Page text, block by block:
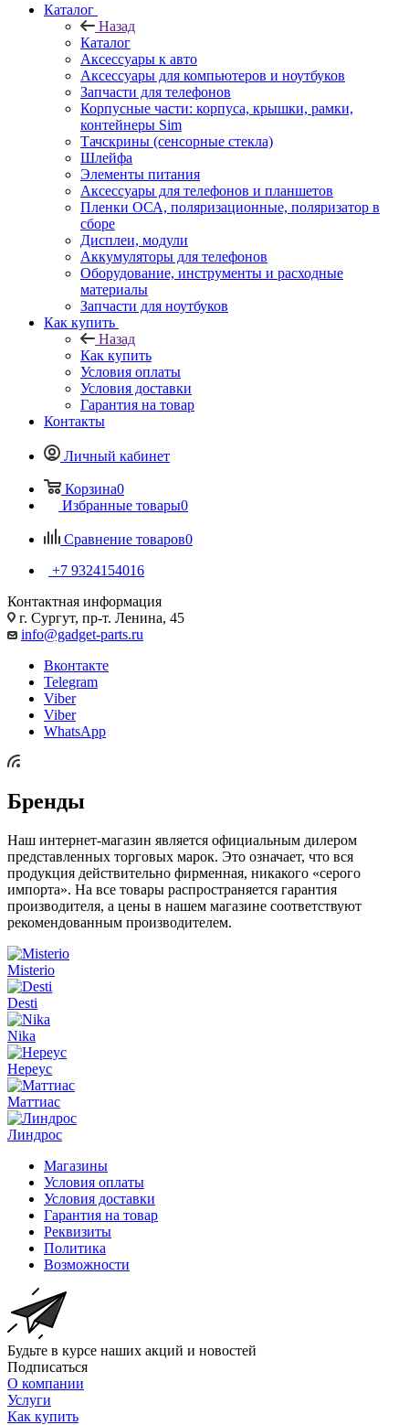
Каталог
Назад
Каталог
Аксессуары к авто
Аксессуары для компьютеров и ноутбуков
Запчасти для телефонов
Корпусные части: корпуса, крышки, рамки,
контейнеры Sim
Тачскрины (сенсорные стекла)
Шлейфа
Элементы питания
Аксессуары для телефонов и планшетов
Пленки ОСА, поляризационные, поляризатор в
сборе
Дисплеи, модули
Аккумуляторы для телефонов
Оборудование, инструменты и расходные
материалы
Запчасти для ноутбуков
Как купить
Назад
Как купить
Условия оплаты
Условия доставки
Гарантия на товар
Контакты
Личный кабинет
Корзина0
Избранные товары0
Сравнение товаров0
+7 9324154016
Контактная информация
г. Сургут, пр-т. Ленина, 45
info@gadget-parts.ru
Вконтакте
Telegram
Viber
Viber
WhatsApp
Бренды
Наш интернет-магазин является официальным дилером
представленных торговых марок. Это означает, что вся
продукция действительно фирменная, никакого «серого
импорта». На все товары распространяется гарантия
производителя, а цены в нашем магазине соответствуют
рекомендованным производителем.
Misterio
Desti
Nika
Нереус
Маттиас
Линдрос
Магазины
Условия оплаты
Условия доставки
Гарантия на товар
Реквизиты
Политика
Возможности
Будьте в курсе наших акций и новостей
Подписаться
О компании
Услуги
Как купить